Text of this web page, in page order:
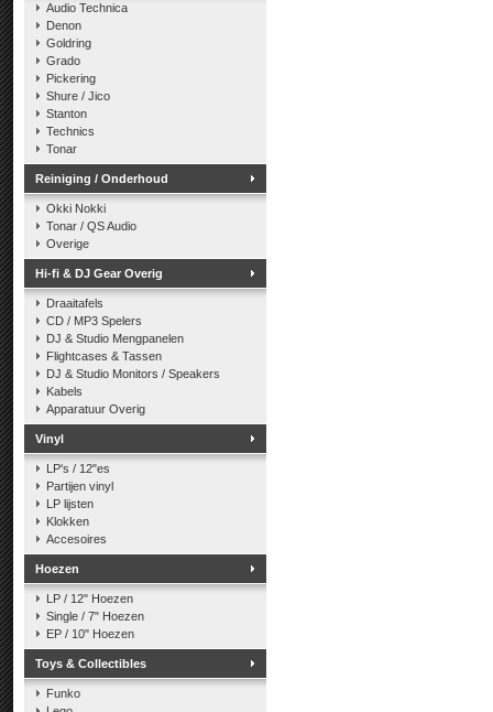
Audio Technica
Denon
Goldring
Grado
Pickering
Shure / Jico
Stanton
Technics
Tonar
Reiniging / Onderhoud
Okki Nokki
Tonar / QS Audio
Overige
Hi-fi & DJ Gear Overig
Draaitafels
CD / MP3 Spelers
DJ & Studio Mengpanelen
Flightcases & Tassen
DJ & Studio Monitors / Speakers
Kabels
Apparatuur Overig
Vinyl
LP's / 12"es
Partijen vinyl
LP lijsten
Klokken
Accesoires
Hoezen
LP / 12" Hoezen
Single / 7" Hoezen
EP / 10" Hoezen
Toys & Collectibles
Funko